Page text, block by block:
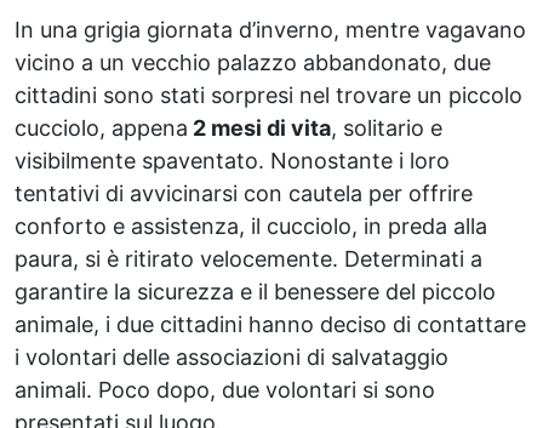
In una grigia giornata d’inverno, mentre vagavano
vicino a un vecchio palazzo abbandonato, due
cittadini sono stati sorpresi nel trovare un piccolo
cucciolo, appena 2 mesi di vita, solitario e
visibilmente spaventato. Nonostante i loro
tentativi di avvicinarsi con cautela per offrire
conforto e assistenza, il cucciolo, in preda alla
paura, si è ritirato velocemente. Determinati a
garantire la sicurezza e il benessere del piccolo
animale, i due cittadini hanno deciso di contattare
i volontari delle associazioni di salvataggio
animali. Poco dopo, due volontari si sono
presentati sul luogo.